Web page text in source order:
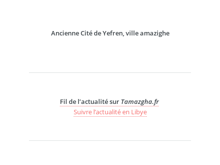
Ancienne Cité de Yefren, ville amazighe
Fil de l’actualité sur Tamazgha.fr
Suivre l’actualité en Libye